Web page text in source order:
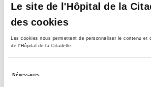
Le site de l'Hôpital de la
des cookies
Les cookies nous permettent de personnaliser le contenu et
de l'Hôpital de la Citadelle.
Nécessaires
Dernières